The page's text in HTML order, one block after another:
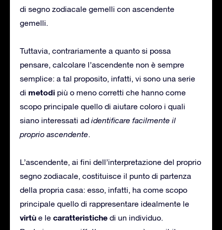
di segno zodiacale gemelli con ascendente
gemelli.
Tuttavia, contrariamente a quanto si possa
pensare, calcolare l’ascendente non è sempre
semplice: a tal proposito, infatti, vi sono una serie
di metodi più o meno corretti che hanno come
scopo principale quello di aiutare coloro i quali
siano interessati ad identificare facilmente il
proprio ascendente.
L’ascendente, ai fini dell’interpretazione del proprio
segno zodiacale, costituisce il punto di partenza
della propria casa: esso, infatti, ha come scopo
principale quello di rappresentare idealmente le
virtù e le caratteristiche di un individuo.